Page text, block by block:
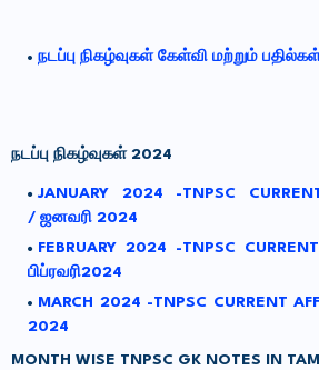
நடப்பு நிகழ்வுகள் கேள்வி மற்றும்
நடப்பு நிகழ்வுகள்2024
JANUARY 2024 -TNPSC
/ ஜனவரி 2024
FEBRUARY 2024 -TNPSC
பிப்ரவரி2024
MARCH 2024 -TNPSC CURRENT
2024
MONTH WISE TNPSC GK NOTES IN